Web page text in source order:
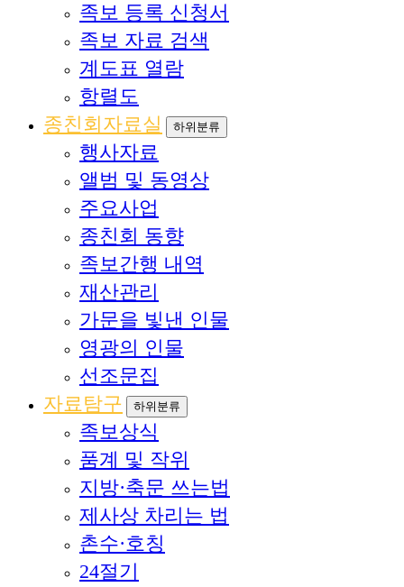
족보 등록 신청서
족보 자료 검색
계도표 열람
항렬도
종친회자료실
하위분류
행사자료
앨범 및 동영상
주요사업
종친회 동향
족보간행 내역
재산관리
가문을 빛낸 인물
영광의 인물
선조문집
자료탐구
하위분류
족보상식
품계 및 작위
지방·축문 쓰는법
제사상 차리는 법
촌수·호칭
24절기